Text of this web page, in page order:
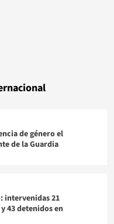
de género el
de la Guardia
intervenidas 21
43 detenidos en